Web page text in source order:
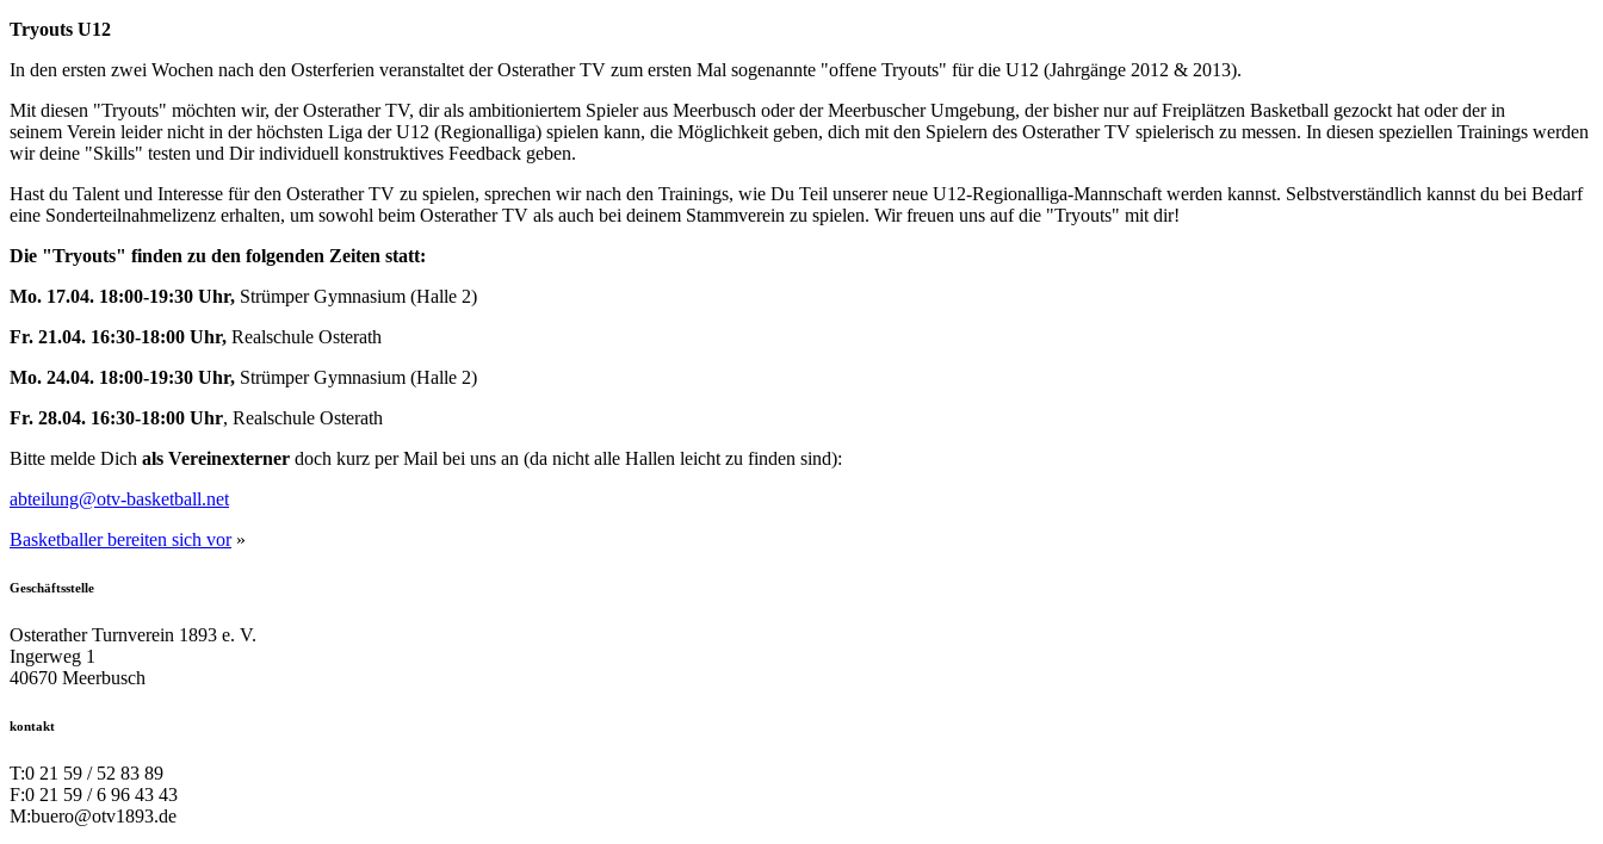
Tryouts U12
In den ersten zwei Wochen nach den Osterferien veranstaltet der Osterather TV zum ersten Mal sogenannte "offene Tryouts" für die U12 (Jahrgänge 2012 & 2013).
Mit diesen "Tryouts" möchten wir, der Osterather TV, dir als ambitioniertem Spieler aus Meerbusch oder der Meerbuscher Umgebung, der bisher nur auf Freiplätzen Basketball gezockt hat oder der in
seinem Verein leider nicht in der höchsten Liga der U12 (Regionalliga) spielen kann, die Möglichkeit geben, dich mit den Spielern des Osterather TV spielerisch zu messen. In diesen speziellen Trainings werden
wir deine "Skills" testen und Dir individuell konstruktives Feedback geben.
Hast du Talent und Interesse für den Osterather TV zu spielen, sprechen wir nach den Trainings, wie Du Teil unserer neue U12-Regionalliga-Mannschaft werden kannst. Selbstverständlich kannst du bei Bedarf
eine Sonderteilnahmelizenz erhalten, um sowohl beim Osterather TV als auch bei deinem Stammverein zu spielen. Wir freuen uns auf die "Tryouts" mit dir!
Die "Tryouts" finden zu den folgenden Zeiten statt:
Mo. 17.04. 18:00-19:30 Uhr, Strümper Gymnasium (Halle 2)
Fr. 21.04. 16:30-18:00 Uhr, Realschule Osterath
Mo. 24.04. 18:00-19:30 Uhr, Strümper Gymnasium (Halle 2)
Fr. 28.04. 16:30-18:00 Uhr, Realschule Osterath
Bitte melde Dich als Vereinexterner doch kurz per Mail bei uns an (da nicht alle Hallen leicht zu finden sind):
abteilung@otv-basketball.net
Basketballer bereiten sich vor»
Geschäftsstelle
Osterather Turnverein 1893 e. V.
Ingerweg 1
40670 Meerbusch
kontakt
T:0 21 59 / 52 83 89
F:0 21 59 / 6 96 43 43
M:buero@otv1893.de